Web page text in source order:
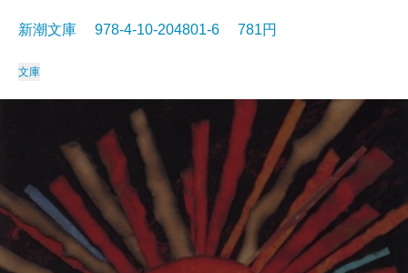
新潮文庫 978-4-10-204801-6 781円
文庫